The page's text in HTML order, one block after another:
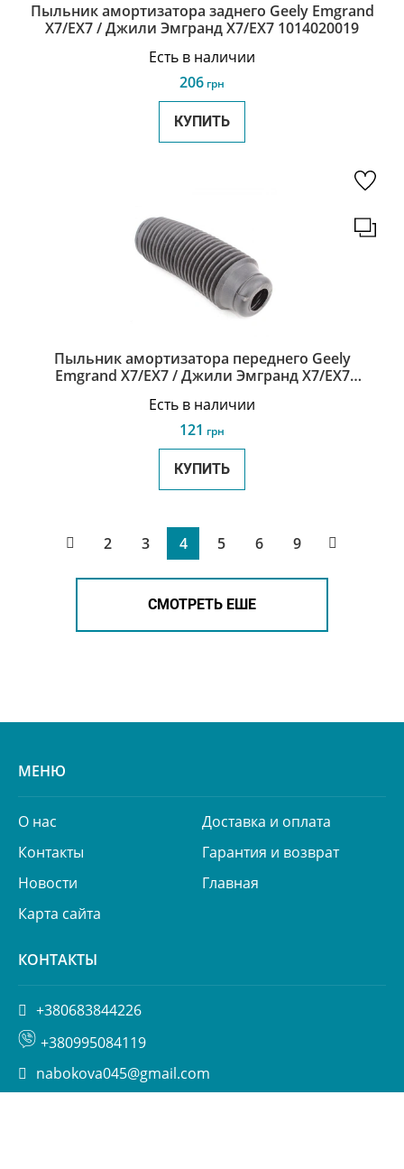
Пыльник амортизатора заднего Geely Emgrand
X7/EX7 / Джили Эмгранд Х7/ЕХ7 1014020019
Есть в наличии
206 грн
КУПИТЬ
Пыльник амортизатора переднего Geely
Emgrand X7/EX7 / Джили Эмгранд Х7/ЕХ7
Есть в наличии
121 грн
КУПИТЬ
2 3 4 5 6 9
СМОТРЕТЬ ЕШЕ
МЕНЮ
О нас
Доставка и оплата
Контакты
Гарантия и возврат
Новости
Главная
Карта сайта
КОНТАКТЫ
+380683844226
+380995084119
nabokova045@gmail.com